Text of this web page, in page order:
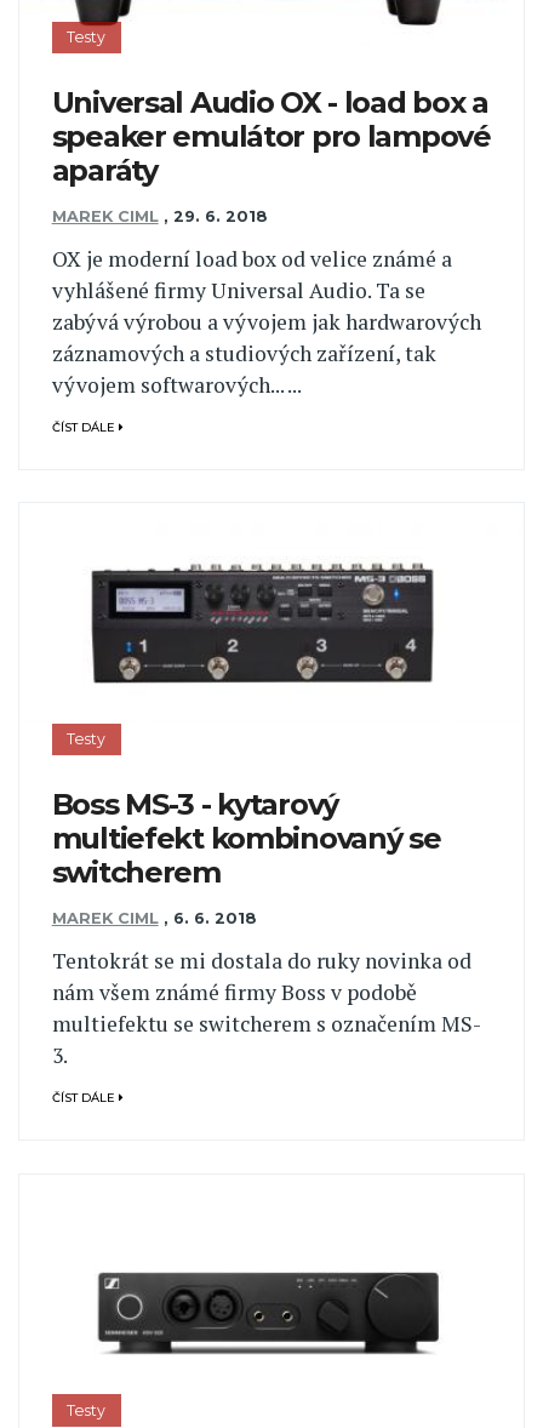
Testy
Universal Audio OX - load box a
speaker emulátor pro lampové
aparáty
MAREK CIML , 29. 6. 2018
OX je moderní load box od velice známé a
vyhlášené firmy Universal Audio. Ta se
zabývá výrobou a vývojem jak hardwarových
záznamových a studiových zařízení, tak
vývojem softwarových... ...
ČÍST DÁLE
Testy
Boss MS-3 - kytarový
multiefekt kombinovaný se
switcherem
MAREK CIML , 6. 6. 2018
Tentokrát se mi dostala do ruky novinka od
nám všem známé firmy Boss v podobě
multiefektu se switcherem s označením MS-
3.
ČÍST DÁLE
Testy